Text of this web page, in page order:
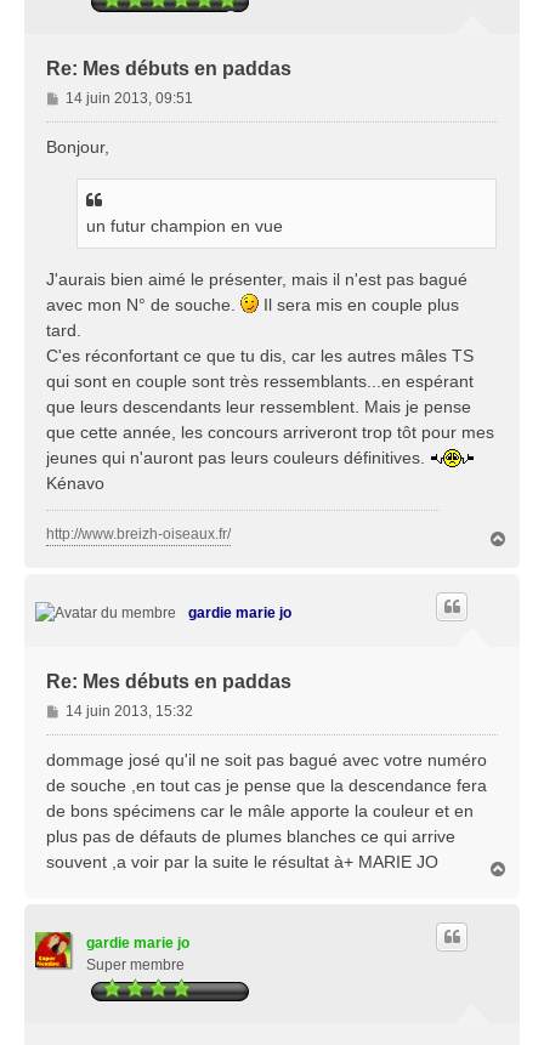
Re: Mes débuts en paddas
M
e
s
14 juin 2013, 09:51
Bonjour,
un futur champion en vue
J'aurais bien aimé le présenter, mais il n'est pas bagué
avec mon N° de souche.
Il sera mis en couple plus
tard.
C'es réconfortant ce que tu dis, car les autres mâles TS
qui sont en couple sont très ressemblants...en espérant
que leurs descendants leur ressemblent. Mais je pense
que cette année, les concours arriveront trop tôt pour mes
jeunes qui n'auront pas leurs couleurs définitives.
Kénavo
http://www.breizh-oiseaux.fr/
gardie marie jo
Re: Mes débuts en paddas
M
e
a
g
e
14 juin 2013, 15:32
dommage josé qu'il ne soit pas bagué avec votre numéro
de souche ,en tout cas je pense que la descendance fera
de bons spécimens car le mâle apporte la couleur et en
plus pas de défauts de plumes blanches ce qui arrive
souvent ,a voir par la suite le résultat à+ MARIE JO
gardie marie jo
Super membre